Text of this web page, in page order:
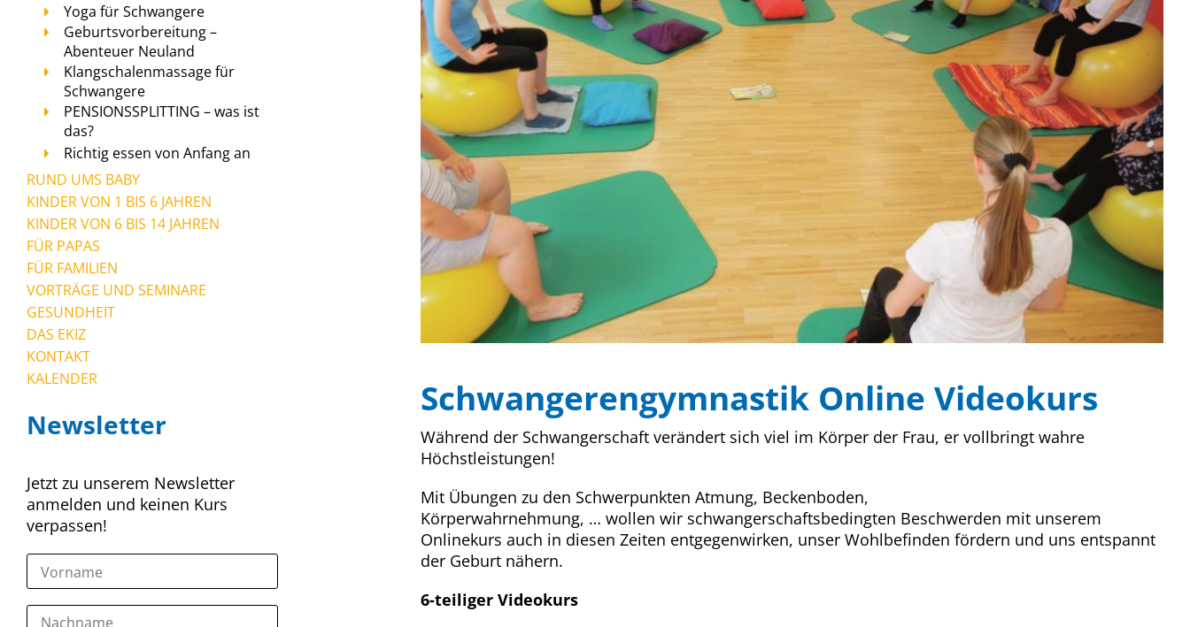
Yoga für Schwangere
Geburtsvorbereitung –
Abenteuer Neuland
Klangschalenmassage für
Schwangere
PENSIONSSPLITTING – was ist
das?
Richtig essen von Anfang an
RUND UMS BABY
KINDER VON 1 BIS 6 JAHREN
KINDER VON 6 BIS 14 JAHREN
FÜR PAPAS
FÜR FAMILIEN
VORTRÄGE UND SEMINARE
GESUNDHEIT
DAS EKIZ
KONTAKT
KALENDER
Newsletter
Jetzt zu unserem Newsletter
anmelden und keinen Kurs
verpassen!
Schwangerengymnastik Online Videokurs
Während der Schwangerschaft verändert sich viel im Körper der Frau, er vollbringt wahre
Höchstleistungen!
Mit Übungen zu den Schwerpunkten Atmung, Beckenboden,
Körperwahrnehmung, … wollen wir schwangerschaftsbedingten Beschwerden mit unserem
Onlinekurs auch in diesen Zeiten entgegenwirken, unser Wohlbefinden fördern und uns entspannt
der Geburt nähern.
6-teiliger Videokurs